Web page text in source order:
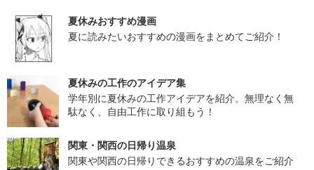
夏休みおすすめ漫画
夏に読みたいおすすめの漫画をまとめてご紹介！
夏休みの工作のアイデア集
学年別に夏休みの工作アイデアを紹介。無理なく無
駄なく、自由工作に取り組もう！
関東・関西の日帰り温泉
関東や関西の日帰りできるおすすめの温泉をご紹介